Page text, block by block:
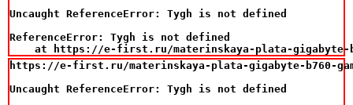
Uncaught ReferenceError: Tygh is not defined
ReferenceError: Tygh is not defined
at https://e-first.ru/materinskaya-plata-
https://e-first.ru/materinskaya-plata-gigabyte-b760-
Uncaught ReferenceError: Tygh is not defined